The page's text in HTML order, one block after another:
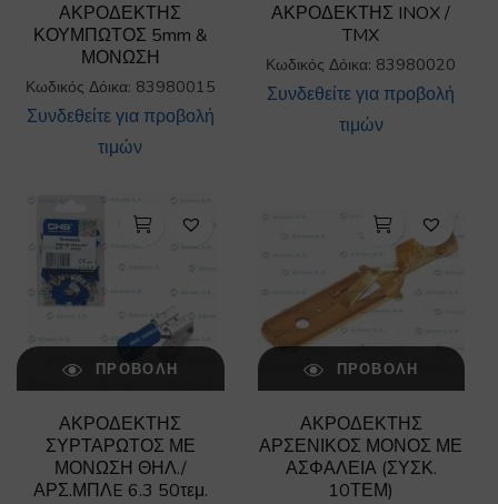
ΑΚΡΟΔΕΚΤΗΣ
ΚΟΥΜΠΩΤΟΣ 5mm &
ΜΟΝΩΣΗ
Κωδικός Δόικα: 83980015
Συνδεθείτε για προβολή
τιμών
ΑΚΡΟΔΕΚΤΗΣ INOX /
TMX
Κωδικός Δόικα: 83980020
Συνδεθείτε για προβολή
τιμών
ΠΡΟΒΟΛΉ
ΑΚΡΟΔΕΚΤΗΣ
ΣΥΡΤΑΡΩΤΟΣ ΜΕ
ΜΟΝΩΣΗ ΘΗΛ./
ΑΡΣ.ΜΠΛE 6.3 50τεμ.
ΠΡΟΒΟΛΉ
ΑΚΡΟΔΕΚΤΗΣ
ΑΡΣΕΝΙΚΟΣ ΜΟΝΟΣ ΜΕ
ΑΣΦΑΛΕΙΑ (ΣΥΣΚ.
10ΤΕΜ)